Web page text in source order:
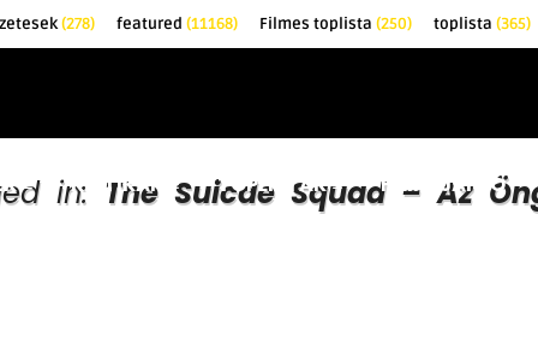
(278) featured (11168) Filmes toplista (250) toplista (365)
KRITIKÁK TOPLISTÁK FILMAJÁNLÓ
in: The Suicde Squad – Az